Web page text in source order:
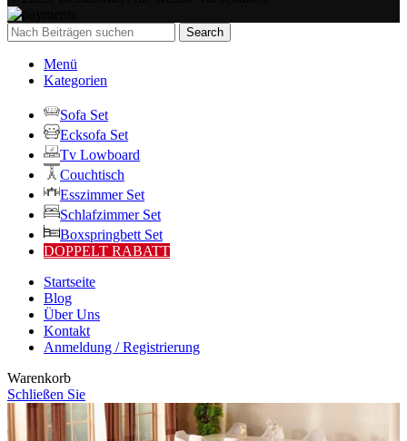
Search
Menü
Kategorien
Sofa Set
Ecksofa Set
Tv Lowboard
Couchtisch
Esszimmer Set
Schlafzimmer Set
Boxspringbett Set
DOPPELT RABATT
Startseite
Blog
Über Uns
Kontakt
Anmeldung / Registrierung
Warenkorb
Schließen Sie